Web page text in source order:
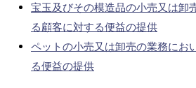
宝玉及びその模造品の小売又は卸
る顧客に対する便益の提供
ペットの小売又は卸売の業務にお
る便益の提供